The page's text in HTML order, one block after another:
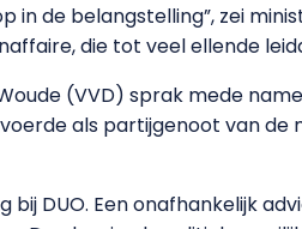
in de belangstelling”, zei
die tot veel ellende
(VVD) sprak mede
als partijgenoot van
DUO. Een onafhankelijk